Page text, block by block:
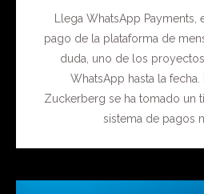
Llega WhatsApp
pago de la plataforma de
duda, uno de los
WhatsApp hasta la fecha.
Zuckerberg se ha tomado un
sistema de pagos